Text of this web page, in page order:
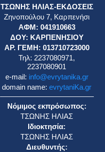
ΤΣΩΝΗΣ ΗΛΙΑΣ-ΕΚΔΟΣΕΙΣ
Ζηνοπούλου 7, Καρπενήσι
ΑΦΜ: 041910663
ΔΟΥ: ΚΑΡΠΕΝΗΣΙΟΥ
ΑΡ. ΓΕΜΗ: 013710723000
Τηλ: 2237080971,
2237080901
e-mail: info@evrytanika.gr
domain name:evrytaniKa.gr
Νόμιμος εκπρόσωπος:
ΤΣΩΝΗΣ ΗΛΙΑΣ
Ιδιοκτησία:
ΤΣΩΝΗΣ ΗΛΙΑΣ
Διευθυντής: